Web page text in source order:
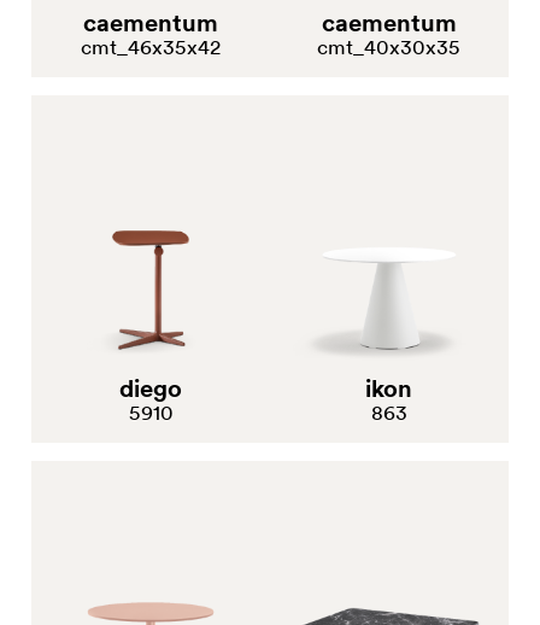
caementum
cmt_46x35x42
caementum
cmt_40x30x35
diego
5910
ikon
863